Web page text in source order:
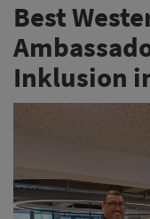
Best
Inklusion